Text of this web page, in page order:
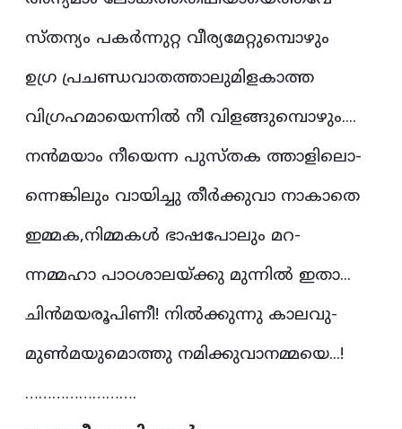
സ്തന്യം പകർന്നുറ്റ വീര്യമേറ്റുമ്പൊഴും
ഉഗ്ര പ്രചണ്ഡവാതത്താലുമിളകാത്ത
വിഗ്രഹമായെന്നിൽ നീ വിളങ്ങുമ്പൊഴും....
നൻമയാം നീയെന്ന പുസ്തക ത്താളിലൊ-
ന്നെങ്കിലും വായിച്ചു തീർക്കുവാ നാകാതെ
ഇമ്മക,നിമ്മകൾ ഭാഷപോലും മറ-
ന്നമ്മഹാ പാഠശാലയ്ക്കു മുന്നിൽ ഇതാ...
ചിൻമയരൂപിണീ! നിൽക്കുന്നു കാലവു-
മുൺമയുമൊത്തു നമിക്കുവാനമ്മയെ...!
…………………….